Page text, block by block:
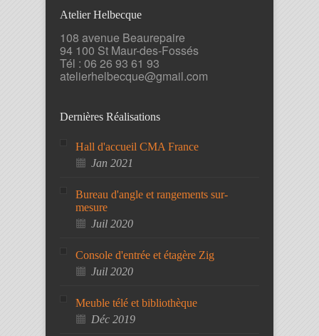
Atelier Helbecque
108 avenue Beaurepaire
94 100 St Maur-des-Fossés
Tél : 06 26 93 61 93
atelierhelbecque@gmail.com
Dernières Réalisations
Hall d'accueil CMA France
Jan 2021
Bureau d'angle et rangements sur-
mesure
Juil 2020
Console d'entrée et étagère Zig
Juil 2020
Meuble télé et bibliothèque
Déc 2019